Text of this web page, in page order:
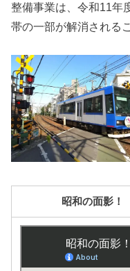
整備事業は、令和11年
帯の一部が解消される
昭和の面影！